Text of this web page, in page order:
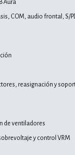
Aura
COM, audio frontal, S/
reasignación y
de ventiladores
y control VRM